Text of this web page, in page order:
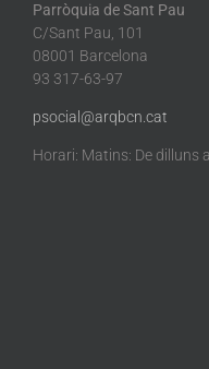
Parròquia de Sant Pau
C/Sant Pau, 101
08001 Barcelona
93 317-63-97
psocial@arqbcn.cat
Horari: Matins: De dilluns